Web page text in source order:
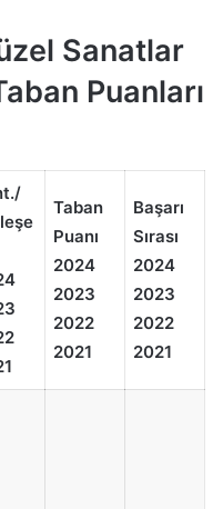
Sanatlar
Puanları
Taban
Puanı
2024
2023
2022
2021
Başarı
Sırası
2024
2023
2022
2021